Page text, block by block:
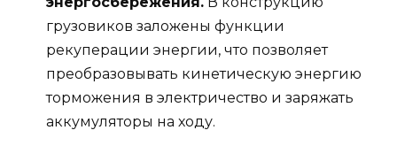
грузовиков заложены функции
рекуперации энергии, что позволяет
преобразовывать кинетическую энергию
торможения в электричество и заряжать
аккумуляторы на ходу.